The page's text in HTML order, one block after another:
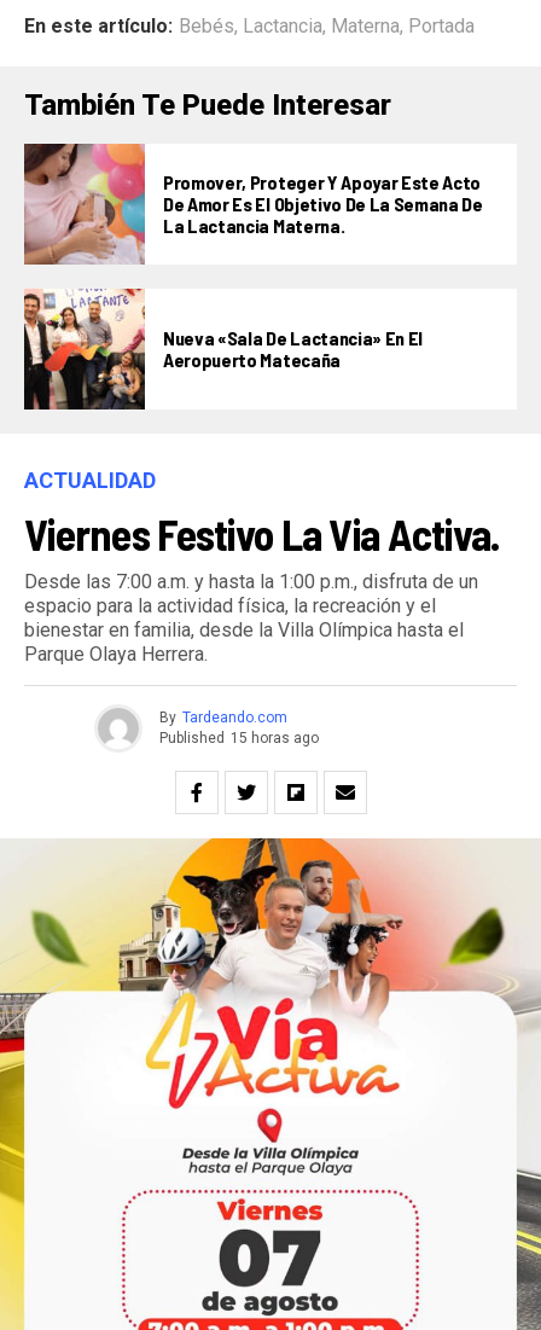
En este artículo: Bebés, Lactancia, Materna, Portada
También Te Puede Interesar
Promover, Proteger Y Apoyar Este Acto
De Amor Es El Objetivo De La Semana De
La Lactancia Materna.
Nueva «Sala De Lactancia» En El
Aeropuerto Matecaña
ACTUALIDAD
Viernes Festivo La Via Activa.
Desde las 7:00 a.m. y hasta la 1:00 p.m., disfruta de un
espacio para la actividad física, la recreación y el
bienestar en familia, desde la Villa Olímpica hasta el
Parque Olaya Herrera.
By Tardeando.com
Published 15 horas ago